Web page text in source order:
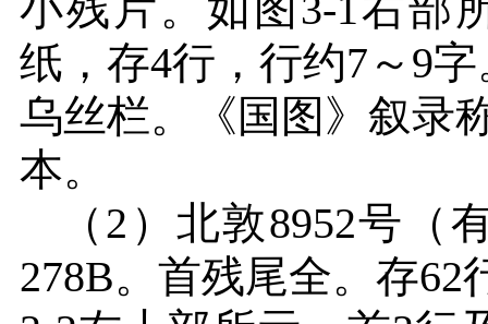
纸，存4行，行约7 ～ 9字
乌丝栏。《国图》叙录
本。
（ 2 ）北敦8952号（
278B。首残尾全。存62